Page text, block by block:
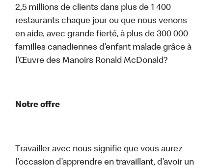
2,5 millions de clients dans plus de 1 400
restaurants chaque jour ou que nous venons
en aide, avec grande fierté, à plus de 300 000
familles canadiennes d’enfant malade grâce à
l’Œuvre des Manoirs Ronald McDonald?
Notre offre
Travailler avec nous signifie que vous aurez
l’occasion d’apprendre en travaillant, d’avoir un